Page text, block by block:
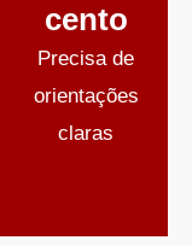
cento
Precisa de
orientações
claras